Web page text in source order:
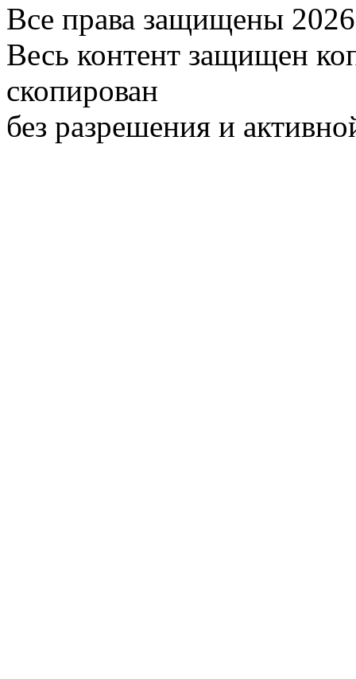
Все права защищены 2026
Весь контент защищен
скопирован
без разрешения и